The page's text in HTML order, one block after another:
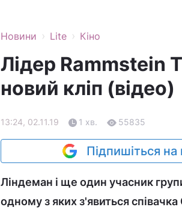
Новини › Lite › Кіно
Лідер Rammstein
новий кліп (відео)
13:24, 02.11.19 1 хв. 55835
Підпишіться на
Ліндеман і ще один учасник
одному з яких з'явиться